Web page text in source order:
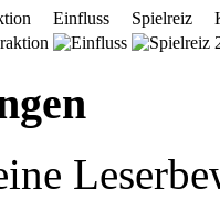
Einfluss Spielreiz